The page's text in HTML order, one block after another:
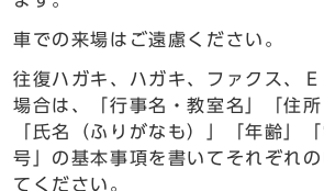
車での来場はご遠慮ください。
往復ハガキ、ハガキ、ファクス、
場合は、「行事名・教室名」「住所
「氏名（ふりがなも）」「年齢」
号」の基本事項を書いてそれぞれ
てください。